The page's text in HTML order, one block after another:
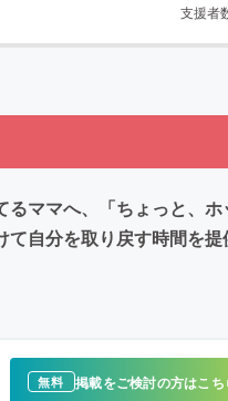
支援者
ママへ、「ちょっと、ホ
自分を取り戻す時間を提
無料 掲載をご検討の方はこち